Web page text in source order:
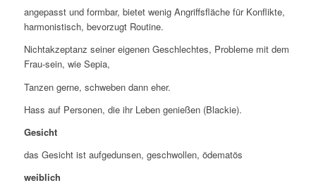
angepasst und formbar, bietet wenig Angriffsfläche für Konflikte,
harmonistisch, bevorzugt Routine.
Nichtakzeptanz seiner eigenen Geschlechtes, Probleme mit dem
Frau-sein, wie Sepia,
Tanzen gerne, schweben dann eher.
Hass auf Personen, die ihr Leben genießen (Blackie).
Gesicht
das Gesicht ist aufgedunsen, geschwollen, ödematös
weiblich